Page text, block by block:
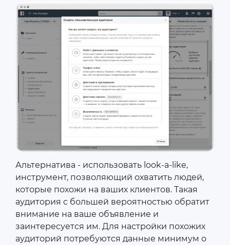
Альтернатива - использовать look-a-like,
инструмент, позволяющий охватить людей,
которые похожи на ваших клиентов. Такая
аудитория с большей вероятностью обратит
внимание на ваше объявление и
заинтересуется им. Для настройки похожих
аудиторий потребуются данные минимум о